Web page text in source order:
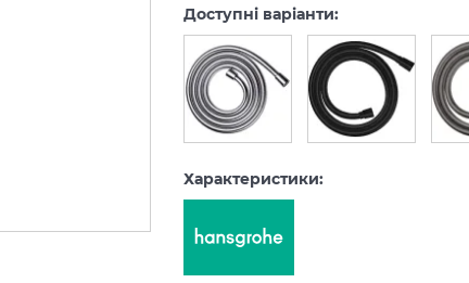
Доступні варіанти:
Характеристики: